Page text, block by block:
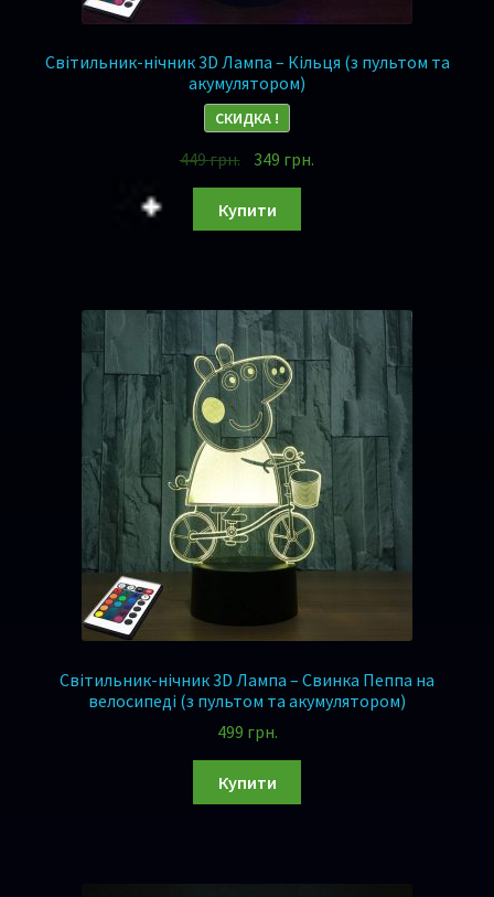
Світильник-нічник 3D Лампа – Кільця (з пультом та
акумулятором)
СКИДКА !
449грн. 349 грн.
Купити
Світильник-нічник 3D Лампа – Свинка Пеппа на
велосипеді (з пультом та акумулятором)
499 грн.
Купити